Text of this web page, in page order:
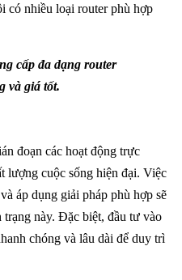
có nhiều loại router phù hợp
cấp đa dạng router
và giá tốt.
đoạn các hoạt động trực
lượng cuộc sống hiện đại. Việc
áp dụng giải pháp phù hợp sẽ
trạng này. Đặc biệt, đầu tư vào
chóng và lâu dài để duy trì